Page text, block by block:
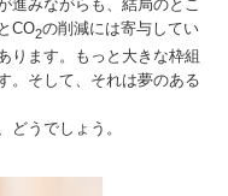
進みながらも、結局のとこ
CO2の削減には寄与してい
ります。もっと大きな枠組
。そして、それは夢のある
どうでしょう。